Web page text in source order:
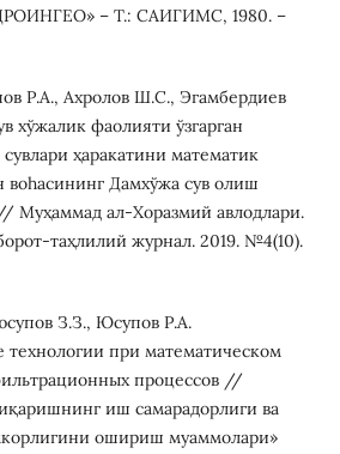
– Т.: САИГИМС, 1980. –
Р.А., Ахролов Ш.С., Эгамбердиев
хўжалик фаолияти ўзгарган
ҳаракатини математик
Дамхўжа сув олиш
Муҳаммад ал-Хоразмий авлодлари.
таҳлилий журнал. 2019. №4(10).
З.З., Юсупов Р.А.
при математическом
процессов //
иш самарадорлиги ва
ошириш муаммолари»